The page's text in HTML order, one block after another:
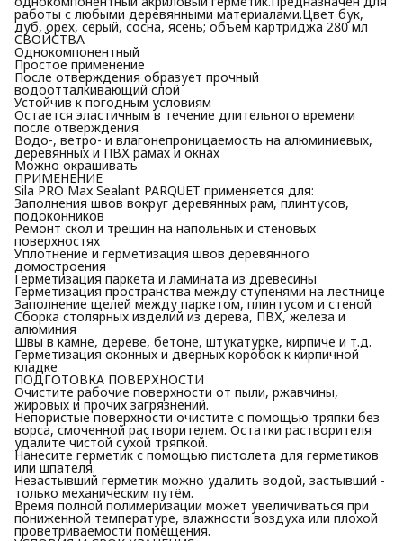
работы с любыми деревянными материалами.Цвет бук,
дуб, орех, серый, сосна, ясень; объем картриджа 280 мл
СВОЙСТВА
Однокомпонентный
Простое применение
После отверждения образует прочный
водоотталкивающий слой
Устойчив к погодным условиям
Остается эластичным в течение длительного времени
после отверждения
Водо-, ветро- и влагонепроницаемость на алюминиевых,
деревянных и ПВХ рамах и окнах
Можно окрашивать
ПРИМЕНЕНИЕ
Sila PRO Max Sealant PARQUET применяется для:
Заполнения швов вокруг деревянных рам, плинтусов,
подоконников
Ремонт скол и трещин на напольных и стеновых
поверхностях
Уплотнение и герметизация швов деревянного
домостроения
Герметизация паркета и ламината из древесины
Герметизация пространства между ступенями на лестнице
Заполнение щелей между паркетом, плинтусом и стеной
Сборка столярных изделий из дерева, ПВХ, железа и
алюминия
Швы в камне, дереве, бетоне, штукатурке, кирпиче и т.д.
Герметизация оконных и дверных коробок к кирпичной
кладке
ПОДГОТОВКА ПОВЕРХНОСТИ
Очистите рабочие поверхности от пыли, ржавчины,
жировых и прочих загрязнений.
Непористые поверхности очистите с помощью тряпки без
ворса, смоченной растворителем. Остатки растворителя
удалите чистой сухой тряпкой.
Нанесите герметик с помощью пистолета для герметиков
или шпателя.
Незастывший герметик можно удалить водой, застывший -
только механическим путём.
Время полной полимеризации может увеличиваться при
пониженной температуре, влажности воздуха или плохой
проветриваемости помещения.